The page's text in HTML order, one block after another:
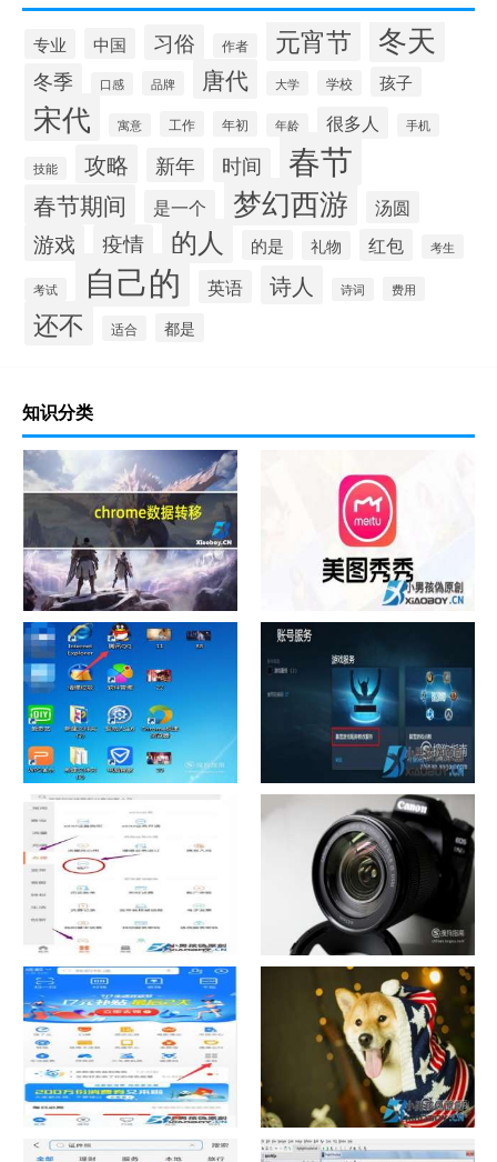
专业 中国 习俗 作者 元宵节 冬天
冬季 口感 品牌 唐代 大学 学校 孩子
宋代 寓意 工作 年初 年龄 很多人 手机
技能 攻略 新年 时间 春节
春节期间 是一个 梦幻西游 汤圆
游戏 疫情 的人 的是 礼物 红包 考生
考试 自己的 英语 诗人 诗词 费用
还不 适合 都是
知识分类
chrome数据转移 怎样给照片换背景
如何看认识QQ好友具体多少天
了
战网怎么修改昵称？
中国联通手机营业厅销户操作
指引
摄影作品的欣赏方法
支付宝怎么拍违章挣钱？
宠物定位器app开发可以解决哪